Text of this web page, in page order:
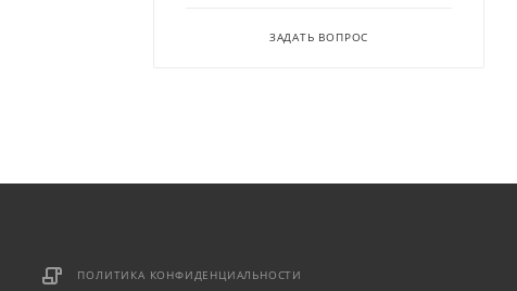
ЗАДАТЬ ВОПРОС
ПОЛИТИКА КОНФИДЕНЦИАЛЬНОСТИ